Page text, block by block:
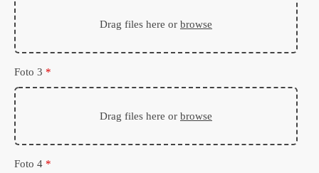
Drag files here or browse
Foto 3 *
Drag files here or browse
Foto 4 *